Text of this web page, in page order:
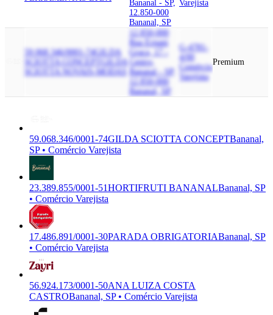
Bananal - SP,
12.850-000
Bananal, SP
Varejista
59.068.346/0001-74GILDA
SCIOTTA CONCEPT
GILDA
SCIOTTA NOVAIS-MODAS
12.850-000
Rua Ernani
Graca, 17 -
Centro,
Bananal - SP,
12.850-000
Bananal, SP
G-4781-
4/00
Comércio
Varejista
Premium
59.068.346/0001-74GILDA SCIOTTA CONCEPTBananal,
SP • Comércio Varejista
23.389.855/0001-51HORTIFRUTI BANANALBananal, SP
• Comércio Varejista
17.486.891/0001-30PARADA OBRIGATORIABananal, SP
• Comércio Varejista
56.924.173/0001-50ANA LUIZA COSTA
CASTROBananal, SP • Comércio Varejista